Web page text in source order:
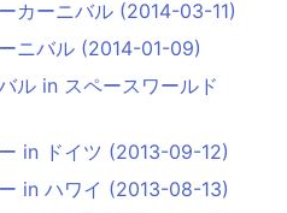
カーニバル (2014-03-11)
ニバル (2014-01-09)
ル in スペースワールド
in ドイツ (2013-09-12)
in ハワイ (2013-08-13)